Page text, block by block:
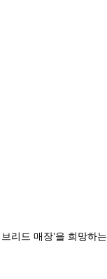
리드 매장’을 희망하는